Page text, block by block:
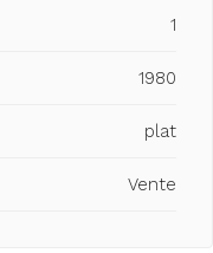
1
1980
plat
Vente